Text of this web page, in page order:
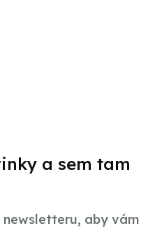
a sem tam
newsletteru, aby vám